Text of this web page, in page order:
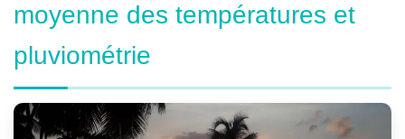
moyenne des températures et
pluviométrie